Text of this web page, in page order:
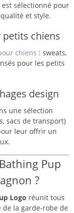
sélectionné pour
et style.
chiens
chiens : sweats,
pour les petits
design
une sélection
sacs de transport)
leur offrir un
Pup
?
Logo réunit tous
la garde-robe de